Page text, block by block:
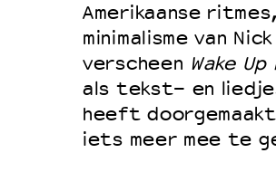
Amerikaanse
minimalisme van
verscheen Wake Up
als tekst- en
heeft
iets meer mee te